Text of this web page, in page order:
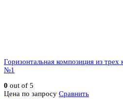
Горизонтальная композиция из трех
№1
0 out of 5
Цена по запросу Сравнить